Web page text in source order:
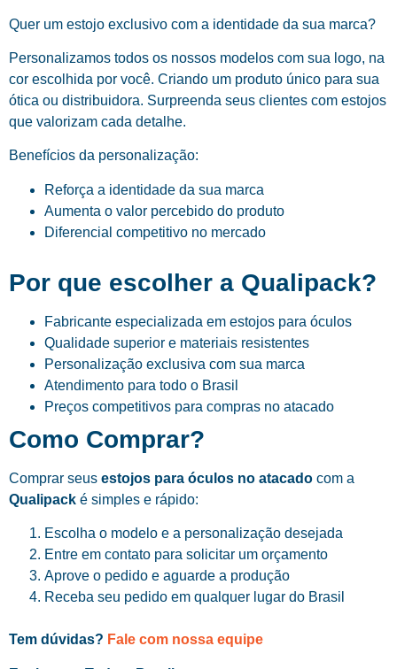
Quer um estojo exclusivo com a identidade da sua marca?
Personalizamos todos os nossos modelos com sua logo, na
cor escolhida por você. Criando um produto único para sua
ótica ou distribuidora. Surpreenda seus clientes com estojos
que valorizam cada detalhe.
Benefícios da personalização:
Reforça a identidade da sua marca
Aumenta o valor percebido do produto
Diferencial competitivo no mercado
Por que escolher a Qualipack?
Fabricante especializada em estojos para óculos
Qualidade superior e materiais resistentes
Personalização exclusiva com sua marca
Atendimento para todo o Brasil
Preços competitivos para compras no atacado
Como Comprar?
Comprar seus estojos para óculos no atacado com a
Qualipack é simples e rápido:
Escolha o modelo e a personalização desejada
Entre em contato para solicitar um orçamento
Aprove o pedido e aguarde a produção
Receba seu pedido em qualquer lugar do Brasil
Tem dúvidas? Fale com nossa equipe